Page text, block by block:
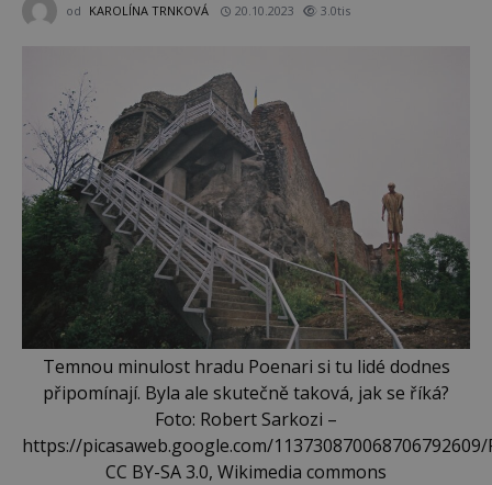
od KAROLÍNA TRNKOVÁ 20.10.2023 3.0tis
Temnou minulost hradu Poenari si tu lidé dodnes
připomínají. Byla ale skutečně taková, jak se říká?
Foto: Robert Sarkozi –
https://picasaweb.google.com/
CC BY-SA 3.0, Wikimedia commons